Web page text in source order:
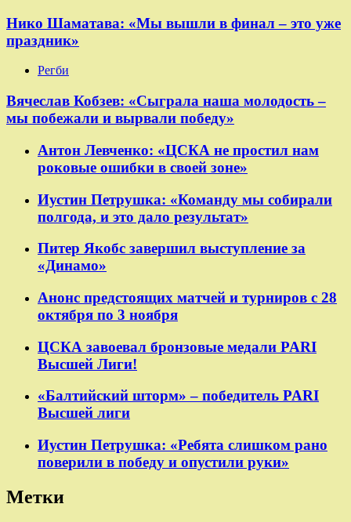
Нико Шаматава: «Мы вышли в финал – это уже
праздник»
Регби
Вячеслав Кобзев: «Сыграла наша молодость –
мы побежали и вырвали победу»
Антон Левченко: «ЦСКА не простил нам
роковые ошибки в своей зоне»
Иустин Петрушка: «Команду мы собирали
полгода, и это дало результат»
Питер Якобс завершил выступление за
«Динамо»
Анонс предстоящих матчей и турниров с 28
октября по 3 ноября
ЦСКА завоевал бронзовые медали PARI
Высшей Лиги!
«Балтийский шторм» – победитель PARI
Высшей лиги
Иустин Петрушка: «Ребята слишком рано
поверили в победу и опустили руки»
Метки